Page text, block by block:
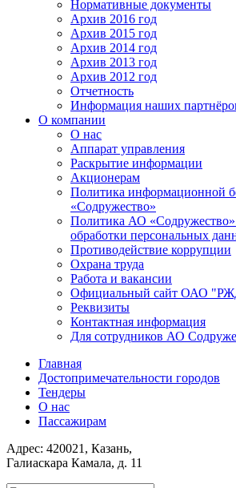
Нормативные документы
Архив 2016 год
Архив 2015 год
Архив 2014 год
Архив 2013 год
Архив 2012 год
Отчетность
Информация наших
О компании
О нас
Аппарат управления
Раскрытие информации
Акционерам
Политика информационной
«Содружество»
Политика АО
обработки персональных
Противодействие коррупции
Охрана труда
Работа и вакансии
Официальный сайт ОАО
Реквизиты
Контактная информация
Для сотрудников АО
Главная
Достопримечательности городов
Тендеры
О нас
Пассажирам
Адрес: 420021, Казань,
Галиаскара Камала, д. 11